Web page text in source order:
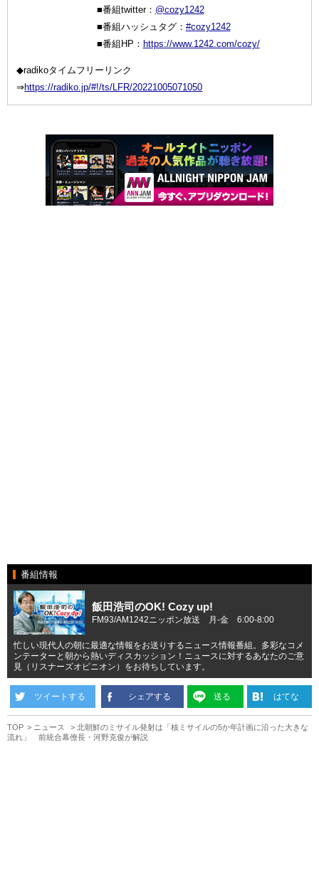
■番組twitter： @cozy1242
■番組ハッシュタグ： #cozy1242
■番組HP： https://www.1242.com/cozy/
◆radikoタイムフリーリンク
⇒https://radiko.jp/#!/ts/LFR/20221005071050
番組情報
飯田浩司のOK! Cozy up!
FM93/AM1242ニッポン放送 月-金 6:00-8:00
忙しい現代人の朝に最適な情報をお送りするニュース情報番組。多彩なコメ
ンテーターと朝から熱いディスカッション！ニュースに対するあなたのご意
見（リスナーズオピニオン）をお待ちしています。
ツイートする シェアする 送る はてな
TOP ニュース
北朝鮮のミサイル発射は「核ミサイルの5か年計画に沿った大きな
流れ」 前統合幕僚長・河野克俊が解説